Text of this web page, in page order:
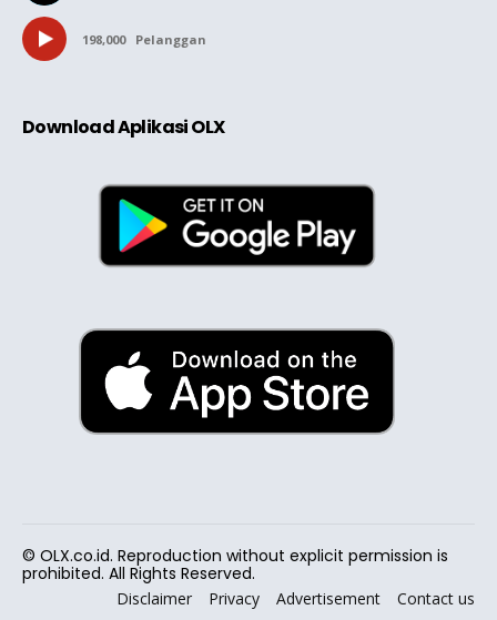
198,000 Pelanggan
Download Aplikasi OLX
© OLX.co.id. Reproduction without explicit permission is
prohibited. All Rights Reserved.
Disclaimer Privacy Advertisement Contact us